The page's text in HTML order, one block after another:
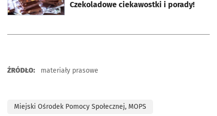
Czekoladowe ciekawostki i porady!
ŹRÓDŁO: materiały prasowe
Miejski Ośrodek Pomocy Społecznej, MOPS